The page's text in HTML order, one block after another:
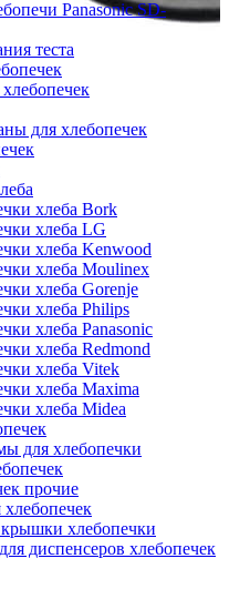
Panasonic SD-
теста
для хлебопечек
хлеба Bork
хлеба LG
хлеба Kenwood
хлеба Moulinex
хлеба Gorenje
хлеба Philips
хлеба Panasonic
хлеба Redmond
хлеба Vitek
хлеба Maxima
хлеба Midea
для хлебопечки
прочие
хлебопечки
диспенсеров хлебопечек